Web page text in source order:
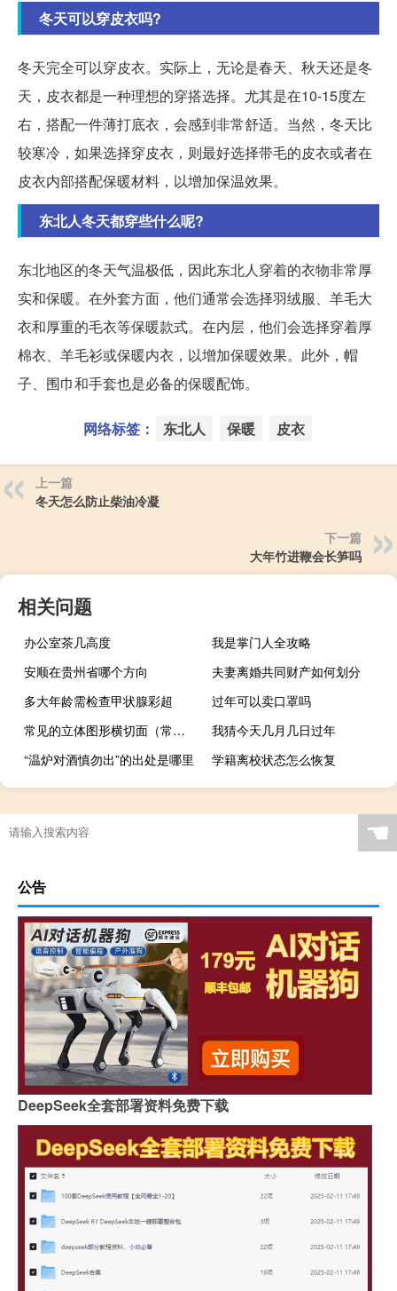
冬天可以穿皮衣吗?
冬天完全可以穿皮衣。实际上，无论是春天、秋天还是冬
天，皮衣都是一种理想的穿搭选择。尤其是在10-15度左
右，搭配一件薄打底衣，会感到非常舒适。当然，冬天比
较寒冷，如果选择穿皮衣，则最好选择带毛的皮衣或者在
皮衣内部搭配保暖材料，以增加保温效果。
东北人冬天都穿些什么呢?
东北地区的冬天气温极低，因此东北人穿着的衣物非常厚
实和保暖。在外套方面，他们通常会选择羽绒服、羊毛大
衣和厚重的毛衣等保暖款式。在内层，他们会选择穿着厚
棉衣、羊毛衫或保暖内衣，以增加保暖效果。此外，帽
子、围巾和手套也是必备的保暖配饰。
网络标签： 东北人 保暖 皮衣
上一篇
冬天怎么防止柴油冷凝
下一篇
大年竹进鞭会长笋吗
相关问题
办公室茶几高度
我是掌门人全攻略
安顺在贵州省哪个方向
夫妻离婚共同财产如何划分
多大年龄需检查甲状腺彩超
过年可以卖口罩吗
常见的立体图形横切面（常见的立体图形有哪些）
我猜今天几月几日过年
“温炉对酒慎勿出”的出处是哪里
学籍离校状态怎么恢复
☚
公告
DeepSeek全套部署资料免费下载